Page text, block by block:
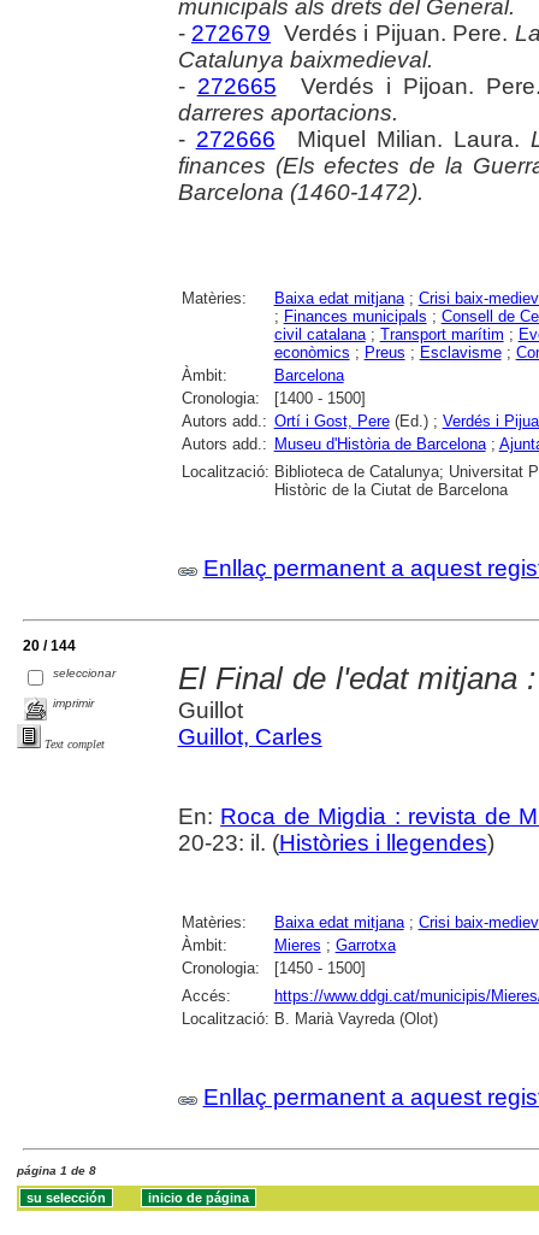
municipals als drets del General.
- 272679 Verdés i Pijuan. Pere.
Catalunya baixmedieval.
- 272665 Verdés i Pijoan.
darreres aportacions.
- 272666 Miquel Milian. Laura.
finances (Els efectes de la
Barcelona (1460-1472).
Matèries: Baixa edat mitjana; Crisi baix-
; Finances municipals ; Consell de
civil catalana; Transport marítim ;
econòmics ; Preus ; Esclavisme;
Àmbit:
Barcelona
Cronologia:
[1400 - 1500]
Autors add.: Ortí i Gost, Pere(Ed.) ; Verdés i
Autors add.: Museu d'Història de Barcelona;
Localització: Biblioteca de Catalunya; Universitat
Històric de la Ciutat de Barcelona
Enllaç permanent a aquest
20 / 144
seleccionar
imprimir
Text complet
El Final de l'edat mitjana
Guillot
Guillot, Carles
En: Roca de Migdia : revista de
20-23: il. (Històries i llegendes)
Matèries: Baixa edat mitjana; Crisi baix-
Àmbit:
Mieres ; Garrotxa
Cronologia:
[1450 - 1500]
Accés:
https://www.ddgi.cat/municipis/
Localització: B. Marià Vayreda (Olot)
Enllaç permanent a aquest
página 1 de 8